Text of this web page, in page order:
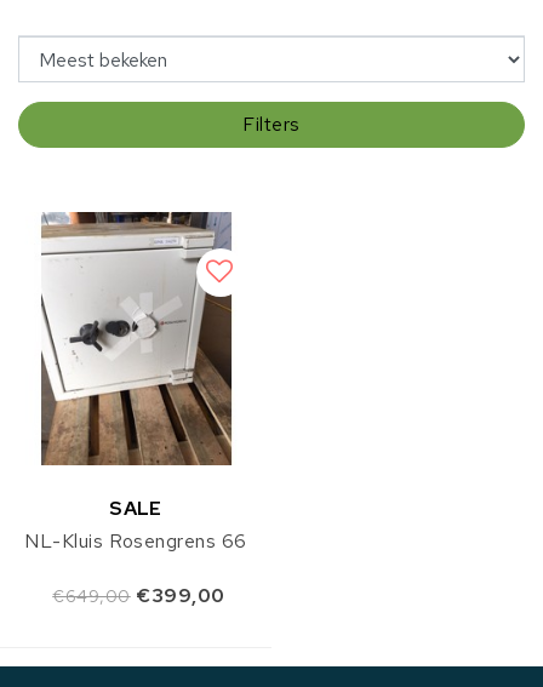
Filters
SALE
NL-Kluis Rosengrens 66
€649,00 €399,00